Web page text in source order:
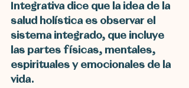
Integrativa dice que la idea de la
salud holística es observar el
sistema integrado, que incluye
las partes físicas, mentales,
espirituales y emocionales de la
vida.